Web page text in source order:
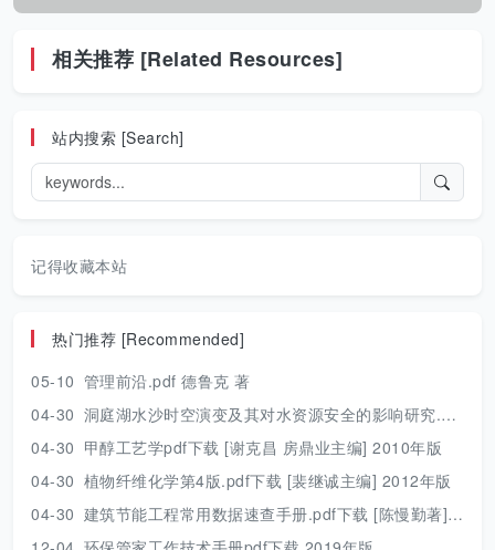
相关推荐 [Related Resources]
站内搜索 [Search]
记得收藏本站
热门推荐 [Recommended]
05-10 管理前沿.pdf 德鲁克 著
04-30 洞庭湖水沙时空演变及其对水资源安全的影响研究.pdf 胡光伟 著 2017年版
04-30 甲醇工艺学pdf下载 [谢克昌 房鼎业主编] 2010年版
04-30 植物纤维化学第4版.pdf下载 [裴继诚主编] 2012年版
04-30 建筑节能工程常用数据速查手册.pdf下载 [陈慢勤著] 2010年版